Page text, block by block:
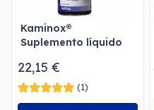
Kaminox®
Suplemento líquido
perros y gatos
22,15 €
(1)